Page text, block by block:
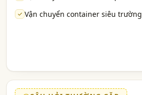
Vận chuyển container siêu trường